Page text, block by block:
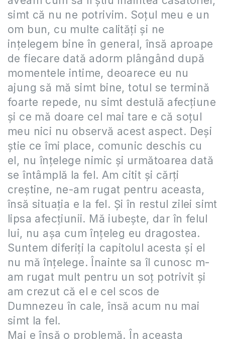
simt că nu ne potrivim. Soțul meu e un
om bun, cu multe calități și ne
ințelegem bine în general, însă aproape
de fiecare dată adorm plângând după
momentele intime, deoarece eu nu
ajung să mă simt bine, totul se termină
foarte repede, nu simt destulă afecțiune
și ce mă doare cel mai tare e că soțul
meu nici nu observă acest aspect. Deși
știe ce îmi place, comunic deschis cu
el, nu înțelege nimic și următoarea dată
se întâmplă la fel. Am citit și cărți
creștine, ne-am rugat pentru aceasta,
însă situația e la fel. Și în restul zilei simt
lipsa afecțiunii. Mă iubește, dar în felul
lui, nu așa cum înțeleg eu dragostea.
Suntem diferiți la capitolul acesta și el
nu mă înțelege. Înainte sa îl cunosc m-
am rugat mult pentru un soț potrivit și
am crezut că el e cel scos de
Dumnezeu în cale, însă acum nu mai
simt la fel.
Mai e însă o problemă. În aceasta